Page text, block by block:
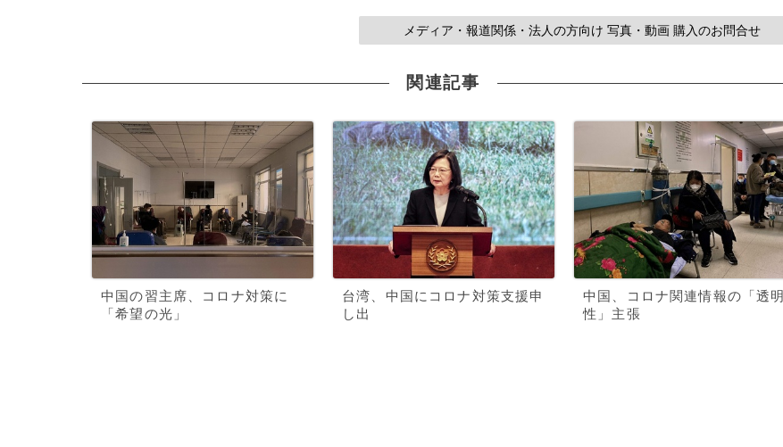
メディア・報道関係・法人の方向け 写真・動画 購入のお問合せ
関連記事
中国の習主席、コロナ対策に
「希望の光」
台湾、中国にコロナ対策支援申
し出
中国、コロナ関連情報の「透明
性」主張